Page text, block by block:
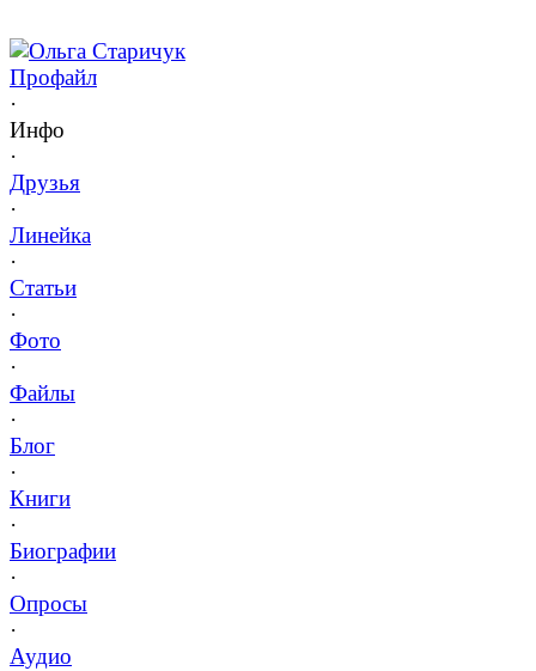
Ольга Старичук
Профайл
·
Инфо
·
Друзья
·
Линейка
·
Статьи
·
Фото
·
Файлы
·
Блог
·
Книги
·
Биографии
·
Опросы
·
Аудио